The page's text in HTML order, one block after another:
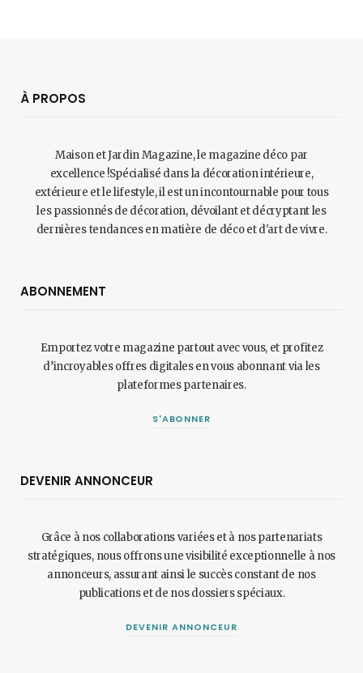
À PROPOS
Maison et Jardin Magazine, le magazine déco par
excellence !Spécialisé dans la décoration intérieure,
extérieure et le lifestyle, il est un incontournable pour tous
les passionnés de décoration, dévoilant et décryptant les
dernières tendances en matière de déco et d'art de vivre.
ABONNEMENT
Emportez votre magazine partout avec vous, et profitez
d’incroyables offres digitales en vous abonnant via les
plateformes partenaires.
S'ABONNER
DEVENIR ANNONCEUR
Grâce à nos collaborations variées et à nos partenariats
stratégiques, nous offrons une visibilité exceptionnelle à nos
annonceurs, assurant ainsi le succès constant de nos
publications et de nos dossiers spéciaux.
DEVENIR ANNONCEUR